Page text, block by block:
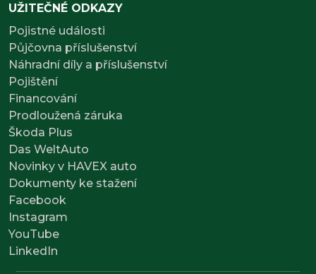
UŽITEČNÉ ODKAZY
Pojistné události
Půjčovna příslušenství
Náhradní díly a příslušenství
Pojištění
Financování
Prodloužená záruka
Škoda Plus
Das WeltAuto
Novinky v HAVEX auto
Dokumenty ke stažení
Facebook
Instagram
YouTube
LinkedIn